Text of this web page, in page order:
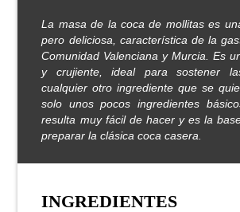
La masa de la coca de mollitas es
pero deliciosa, característica de la
Comunidad Valenciana y Murcia. Es
y crujiente, ideal para sostener
cualquier otro ingrediente que se
solo unos pocos ingredientes
resulta muy fácil de hacer y es la
preparar la clásica coca casera.
INGREDIENTES